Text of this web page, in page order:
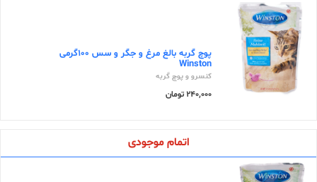
پوچ گربه بالغ مرغ و جگر و سس 100گرمی
Winston
کنسرو و پوچ گربه
240,000 تومان
اتمام موجودی